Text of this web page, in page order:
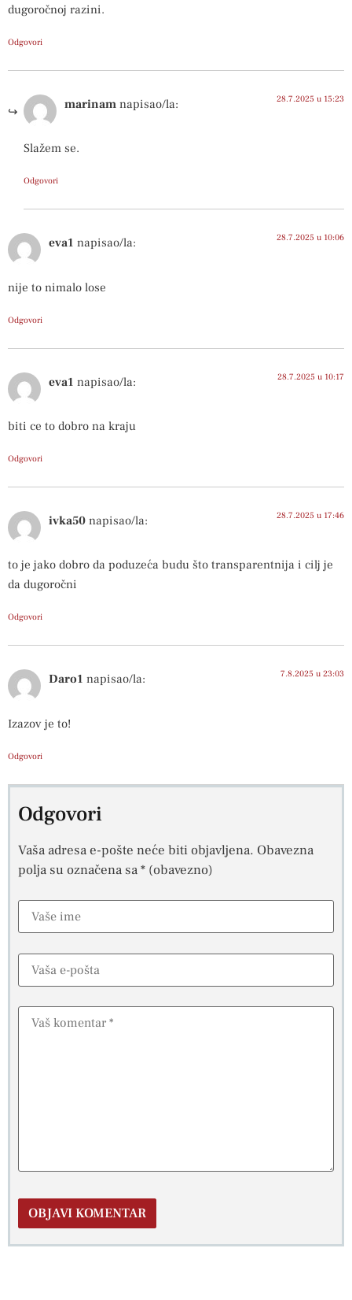
dugoročnoj razini.
Odgovori
marinam napisao/la: 28.7.2025 u 15:23
Slažem se.
Odgovori
eva1 napisao/la: 28.7.2025 u 10:06
nije to nimalo lose
Odgovori
eva1 napisao/la: 28.7.2025 u 10:17
biti ce to dobro na kraju
Odgovori
ivka50 napisao/la: 28.7.2025 u 17:46
to je jako dobro da poduzeća budu što transparentnija i cilj je
da dugoročni
Odgovori
Daro1 napisao/la: 7.8.2025 u 23:03
Izazov je to!
Odgovori
Odgovori
Vaša adresa e-pošte neće biti objavljena. Obavezna
polja su označena sa* (obavezno)